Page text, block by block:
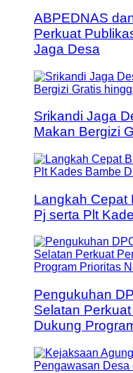
ABPEDNAS
Perkuat
Jaga Desa
Srikandi Jaga
Makan Bergizi
Langkah Cepat
Pj serta Plt
Pengukuhan
Selatan
Dukung